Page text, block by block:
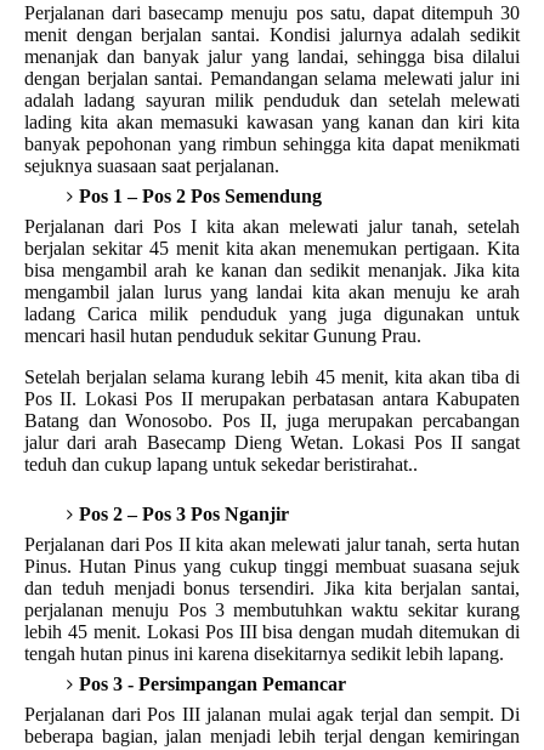
Perjalanan dari basecamp menuju pos satu, dapat ditempuh 30
menit dengan berjalan santai. Kondisi jalurnya adalah sedikit
menanjak dan banyak jalur yang landai, sehingga bisa dilalui
dengan berjalan santai. Pemandangan selama melewati jalur ini
adalah ladang sayuran milik penduduk dan setelah melewati
lading kita akan memasuki kawasan yang kanan dan kiri kita
banyak pepohonan yang rimbun sehingga kita dapat menikmati
sejuknya suasaan saat perjalanan.
Pos 1 – Pos 2 Pos Semendung
Perjalanan dari Pos I kita akan melewati jalur tanah, setelah
berjalan sekitar 45 menit kita akan menemukan pertigaan. Kita
bisa mengambil arah ke kanan dan sedikit menanjak. Jika kita
mengambil jalan lurus yang landai kita akan menuju ke arah
ladang Carica milik penduduk yang juga digunakan untuk
mencari hasil hutan penduduk sekitar Gunung Prau.
Setelah berjalan selama kurang lebih 45 menit, kita akan tiba di
Pos II. Lokasi Pos II merupakan perbatasan antara Kabupaten
Batang dan Wonosobo. Pos II, juga merupakan percabangan
jalur dari arah Basecamp Dieng Wetan. Lokasi Pos II sangat
teduh dan cukup lapang untuk sekedar beristirahat..
Pos 2 – Pos 3 Pos Nganjir
Perjalanan dari Pos II kita akan melewati jalur tanah, serta hutan
Pinus. Hutan Pinus yang cukup tinggi membuat suasana sejuk
dan teduh menjadi bonus tersendiri. Jika kita berjalan santai,
perjalanan menuju Pos 3 membutuhkan waktu sekitar kurang
lebih 45 menit. Lokasi Pos III bisa dengan mudah ditemukan di
tengah hutan pinus ini karena disekitarnya sedikit lebih lapang.
Pos 3 - Persimpangan Pemancar
Perjalanan dari Pos III jalanan mulai agak terjal dan sempit. Di
beberapa bagian, jalan menjadi lebih terjal dengan kemiringan